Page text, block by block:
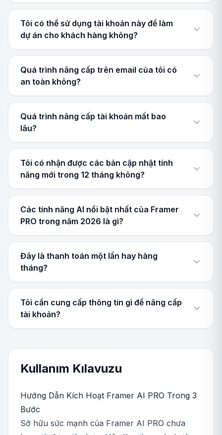
Tôi có thể sử dụng tài khoản này để làm
dự án cho khách hàng không?
Quá trình nâng cấp trên email của tôi có
an toàn không?
Quá trình nâng cấp tài khoản mất bao
lâu?
Tôi có nhận được các bản cập nhật tính
năng mới trong 12 tháng không?
Các tính năng AI nổi bật nhất của Framer
PRO trong năm 2026 là gì?
Đây là thanh toán một lần hay hàng
tháng?
Tôi cần cung cấp thông tin gì để nâng cấp
tài khoản?
Kullanım Kılavuzu
Hướng Dẫn Kích Hoạt Framer AI PRO Trong 3
Bước
Sở hữu sức mạnh của Framer AI PRO chưa